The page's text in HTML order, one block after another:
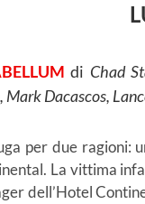
di Chad
Dacascos,
per due ragioni:
La vittima
dell’Hotel